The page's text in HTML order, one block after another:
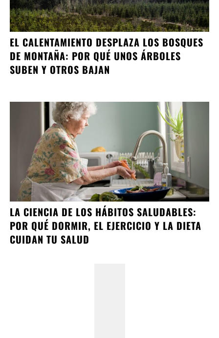
EL CALENTAMIENTO DESPLAZA LOS BOSQUES
DE MONTAÑA: POR QUÉ UNOS ÁRBOLES
SUBEN Y OTROS BAJAN
LA CIENCIA DE LOS HÁBITOS SALUDABLES:
POR QUÉ DORMIR, EL EJERCICIO Y LA DIETA
CUIDAN TU SALUD